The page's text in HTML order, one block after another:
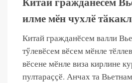
илме мӗн чухлӗ
Китай гражданӗсем валли
тӳлевӗсем вӗсем мӗнле
вӗсене мӗнле виза кирлине
пултараҫҫӗ. Анчах та